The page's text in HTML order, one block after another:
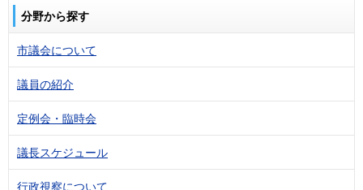
分野から探す
市議会について
議員の紹介
定例会・臨時会
議長スケジュール
行政視察について